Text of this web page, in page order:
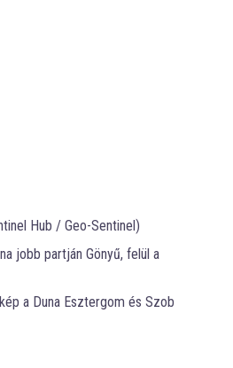
Hub / Geo-Sentinel)
jobb partján Gönyű, felül a
a Duna Esztergom és Szob